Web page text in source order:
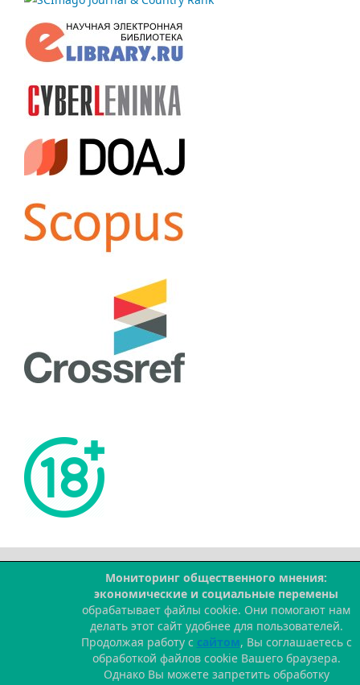
Мониторинг общественного мнения:
экономические и социальные перемены
обрабатывает файлы cookie. Они помогают нам
делать этот сайт удобнее для пользователей.
Продолжая работу с сайтом, Вы соглашаетесь с
обработкой файлов cookie Вашего браузера.
Однако Вы можете запретить обработку